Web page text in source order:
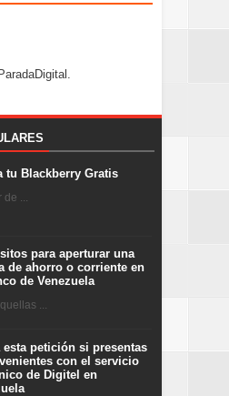
tu Blackberry Gratis
...
para aperturar una
de ahorro o corriente en
de Venezuela
...
esta petición si presentas
con el servicio
de Digitel en